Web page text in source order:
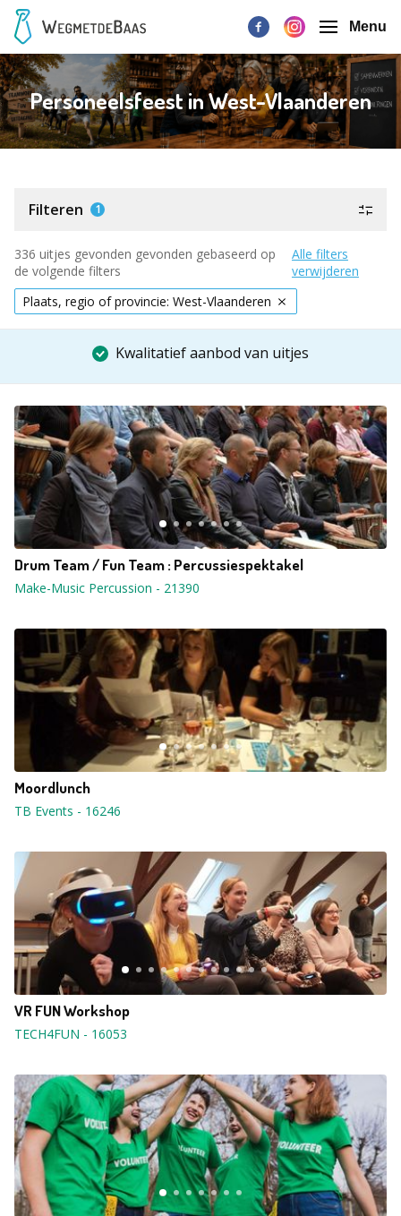
Menu
Personeelsfeest in West-Vlaanderen
Filteren 1
336 uitjes gevonden gevonden gebaseerd op
de volgende filters
Alle filters
verwijderen
Plaats, regio of provincie: West-Vlaanderen
Kwalitatief aanbod van uitjes
Drum Team / Fun Team : Percussiespektakel
Make-Music Percussion - 21390
Moordlunch
TB Events - 16246
VR FUN Workshop
TECH4FUN - 16053